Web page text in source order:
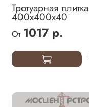
Тротуарная плитка
400х400х40
От 1017 р.